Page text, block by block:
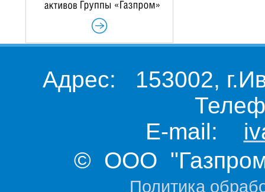
Адрес: 153002,
E-mail:
© ООО "Газпром
Политика